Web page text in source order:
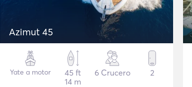
Azimut 45
Yate a motor
45 ft
14 m
6 Crucero 2